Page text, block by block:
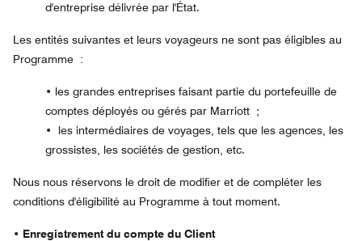
d'entreprise délivrée par l'État.
Les entités suivantes et leurs voyageurs ne sont pas éligibles au
Programme :
• les grandes entreprises faisant partie du portefeuille de
comptes déployés ou gérés par Marriott ;
• les intermédiaires de voyages, tels que les agences, les
grossistes, les sociétés de gestion, etc.
Nous nous réservons le droit de modifier et de compléter les
conditions d'éligibilité au Programme à tout moment.
• Enregistrement du compte du Client